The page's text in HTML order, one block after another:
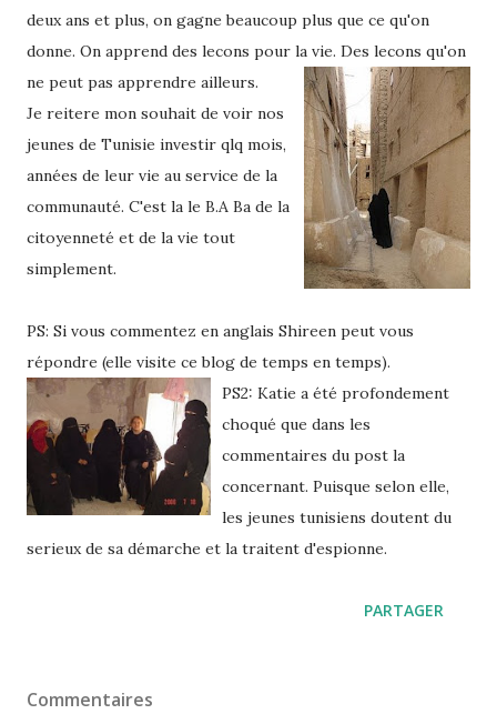
deux ans et plus, on gagne beaucoup plus que ce qu'on
donne. On apprend des lecons pour la vie. Des lecons qu'on
ne peut pas apprendre ailleurs.
Je reitere mon souhait de voir nos
jeunes de Tunisie investir qlq mois,
années de leur vie au service de la
communauté. C'est la le B.A Ba de la
citoyenneté et de la vie tout
simplement.
PS: Si vous commentez en anglais Shireen peut vous
répondre (elle visite ce blog de temps en temps).
PS2: Katie a été profondement
choqué que dans les
commentaires du post la
concernant. Puisque selon elle,
les jeunes tunisiens doutent du
serieux de sa démarche et la traitent d'espionne.
PARTAGER
Commentaires